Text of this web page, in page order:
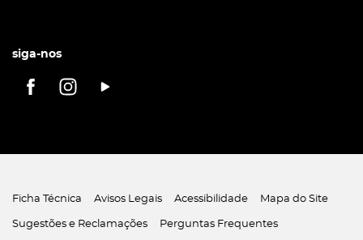
siga-nos
Ficha Técnica Avisos Legais Acessibilidade Mapa do Site
Sugestões e Reclamações Perguntas Frequentes